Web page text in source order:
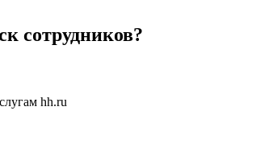
сотрудников?
hh.ru